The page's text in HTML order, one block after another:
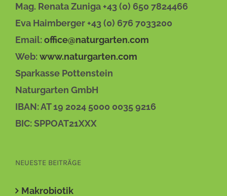
Mag. Renata Zuniga +43 (0) 650 7824466
Eva Haimberger +43 (0) 676 7033200
Email:office@naturgarten.com
Web:www.naturgarten.com
Sparkasse Pottenstein
Naturgarten GmbH
IBAN: AT 19 2024 5000 0035 9216
BIC: SPPOAT21XXX
NEUESTE BEITRÄGE
Makrobiotik